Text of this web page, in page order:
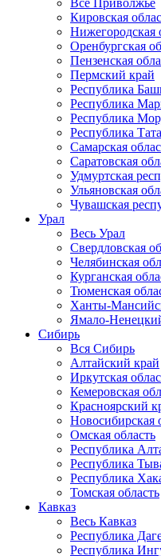
Всё Приволжье
Кировская
Нижегородская
Оренбургская
Пензенская
Пермский край
Республика
Республика
Республика
Республика
Самарская
Саратовская
Удмуртская
Ульяновская
Чувашская
Урал
Весь Урал
Свердловская
Челябинская
Курганская
Тюменская
Ханты-
Ямало-
Сибирь
Вся Сибирь
Алтайский край
Иркутская
Кемеровская
Красноярский
Новосибирская
Омская область
Республика
Республика
Республика
Томская область
Кавказ
Весь Кавказ
Республика
Республика